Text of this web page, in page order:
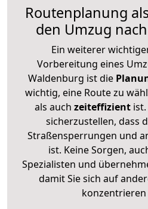
Routenplanung
den Umzug
Ein weiterer
Vorbereitung eines
Waldenburg ist die
wichtig, eine Route zu
als auch zeiteffizientist.
sicherzustellen, dass
Straßensperrungen und
ist. Keine Sorgen,
Spezialisten und
damit Sie sich auf